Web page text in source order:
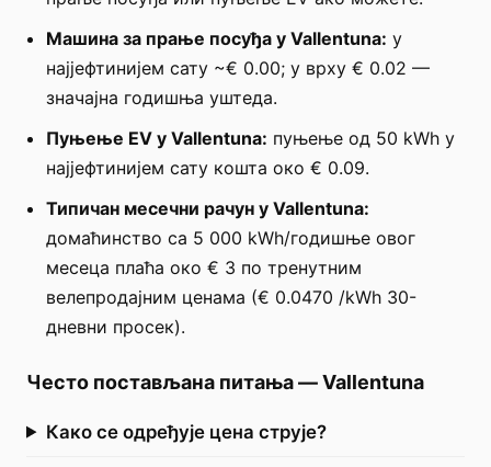
Машина за прање посуђа у Vallentuna: у
најјефтинијем сату ~€ 0.00; у врху € 0.02 —
значајна годишња уштеда.
Пуњење EV у Vallentuna: пуњење од 50 kWh у
најјефтинијем сату кошта око € 0.09.
Типичан месечни рачун у Vallentuna:
домаћинство са 5 000 kWh/годишње овог
месеца плаћа око € 3 по тренутним
велепродајним ценама (€ 0.0470 /kWh 30-
дневни просек).
Често постављана питања—Vallentuna
Како се одређује цена струје?